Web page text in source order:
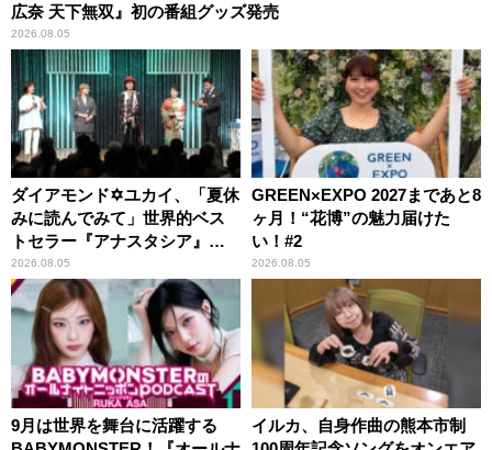
広奈 天下無双』初の番組グッズ発売
2026.08.05
ダイアモンド✡ユカイ、「夏休
みに読んでみて」世界的ベス
トセラー『アナスタシア』を
紹介
2026.08.05
GREEN×EXPO 2027まであと8
ヶ月！“花博”の魅力届けた
い！#2
2026.08.05
9月は世界を舞台に活躍する
イルカ、自身作曲の熊本市制